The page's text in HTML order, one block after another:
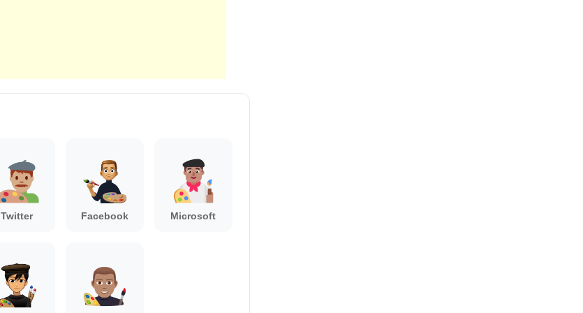
Twitter Facebook Microsoft